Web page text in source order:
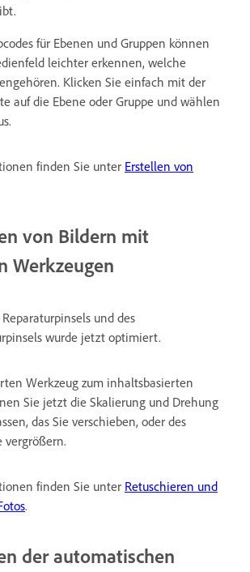
für Ebenen und Gruppen können
leichter erkennen, welche
Klicken Sie einfach mit der
auf die Ebene oder Gruppe und wählen
finden Sie unter Erstellen von
von Bildern mit
Werkzeugen
und des
wurde jetzt optimiert.
Werkzeug zum inhaltsbasierten
Sie jetzt die Skalierung und Drehung
das Sie verschieben, oder des
vergrößern.
finden Sie unter Retuschieren und
.
der automatischen